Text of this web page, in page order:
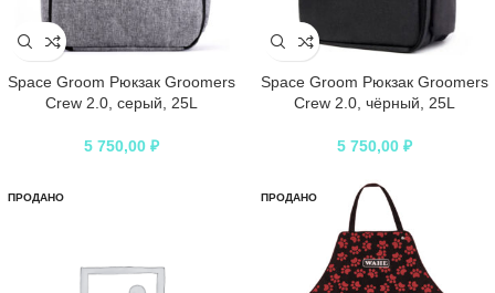
Space Groom Рюкзак Groomers
Crew 2.0, серый, 25L
5 750,00 ₽
Space Groom Рюкзак Groomers
Crew 2.0, чёрный, 25L
5 750,00 ₽
ПРОДАНО ПРОДАНО